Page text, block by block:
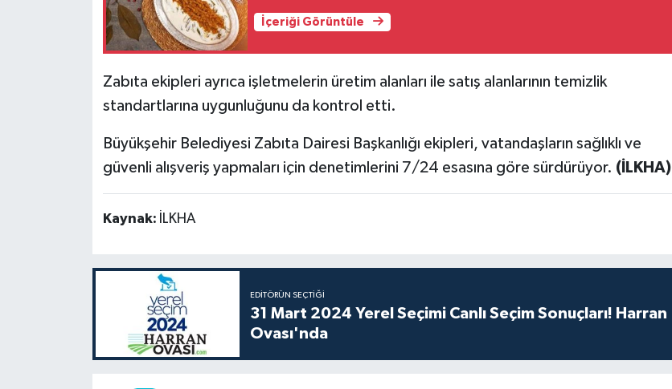
İçeriği Görüntüle
Zabıta ekipleri ayrıca işletmelerin üretim alanları ile satış alanlarının temizlik
standartlarına uygunluğunu da kontrol etti.
Büyükşehir Belediyesi Zabıta Dairesi Başkanlığı ekipleri, vatandaşların sağlıklı ve
güvenli alışveriş yapmaları için denetimlerini 7/24 esasına göre sürdürüyor. (İLKHA)
Kaynak: İLKHA
EDITÖRÜN SEÇTIĞI
31 Mart 2024 Yerel Seçimi Canlı Seçim Sonuçları! Harran
Ovası'nda